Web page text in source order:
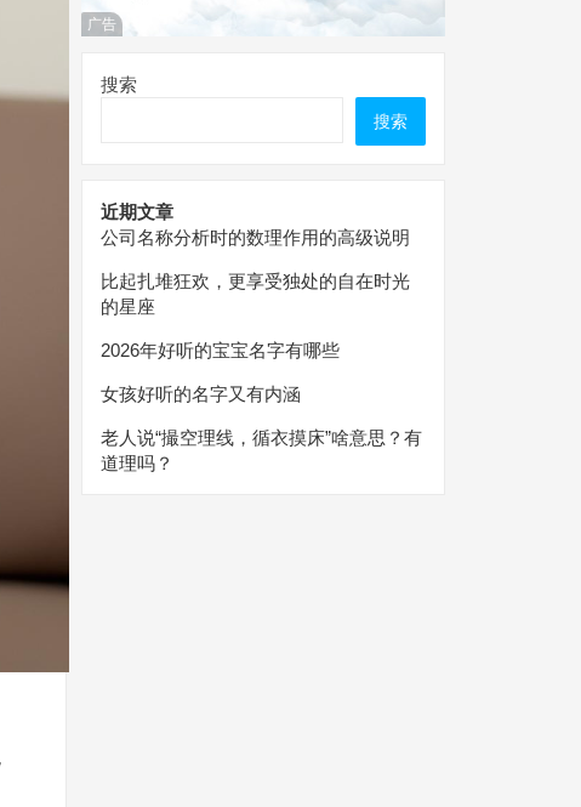
广告
搜索
搜索
近期文章
公司名称分析时的数理作用的高级说明
比起扎堆狂欢，更享受独处的自在时光
的星座
2026年好听的宝宝名字有哪些
女孩好听的名字又有内涵
老人说“撮空理线，循衣摸床”啥意思？有
道理吗？